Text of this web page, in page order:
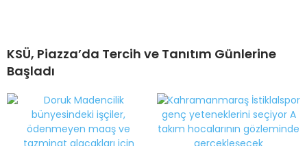
KSÜ, Piazza’da Tercih ve Tanıtım Günlerine
Başladı